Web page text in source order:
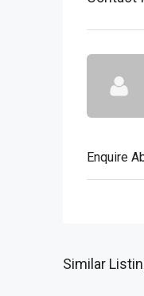
Enquire
Similar